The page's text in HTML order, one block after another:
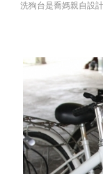
洗狗台是喬媽親自設